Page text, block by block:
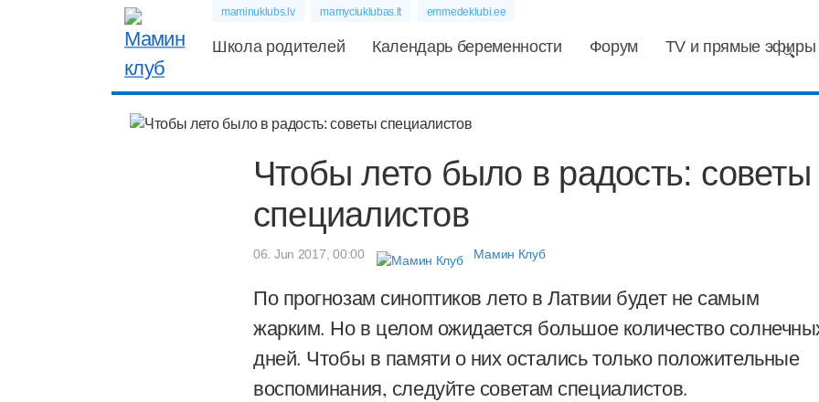
maminuklubs.lv mamyciuklubas.lt emmedeklubi.ee
Школа родителей Календарь беременности Форум TV и прямые эфиры
Чтобы лето было в радость: советы
специалистов
06. Jun 2017, 00:00 Мамин Клуб
По прогнозам синоптиков лето в Латвии будет не самым
жарким. Но в целом ожидается большое количество
дней. Чтобы в памяти о них остались только положительные
воспоминания, следуйте советам специалистов.